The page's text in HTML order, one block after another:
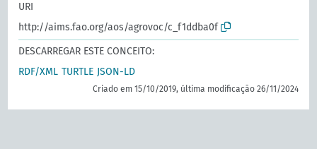
URI
http://aims.fao.org/aos/agrovoc/c_f1ddba0f
DESCARREGAR ESTE CONCEITO:
RDF/XML TURTLE JSON-LD
Criado em 15/10/2019, última modificação 26/11/2024